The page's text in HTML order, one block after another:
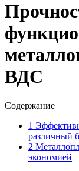
ВДС
Содержание
1
различный
2
экономией